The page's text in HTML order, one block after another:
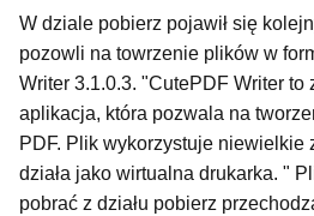
W dziale pobierz pojawił się
pozowli na towrzenie plików w
Writer 3.1.0.3. "CutePDF Writer to
aplikacja, która pozwala na
PDF. Plik wykorzystuje niewielkie
działa jako wirtualna drukarka. "
pobrać z działu pobierz